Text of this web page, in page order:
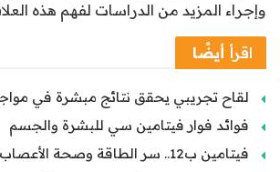
وإجراء المزيد من الدراسات لفهم هذه
اقرأ أيضًا
لقاح تجريبي يحقق نتائج مبشرة في
فوائد فوار فيتامين سي للبشرة والجسم
فيتامين ب12.. سر الطاقة وصحة الأعصاب